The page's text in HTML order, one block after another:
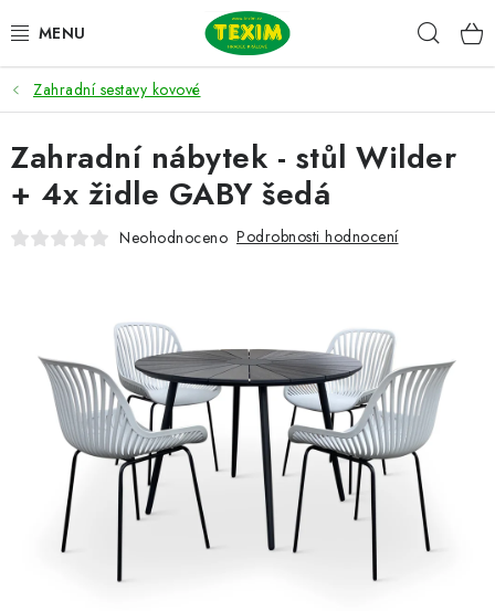
na
ZAHRADNÍ SESTAVY
ŽIDLE
STOLY
POLSTRY
DOPLŇKY
PERGOLY
GRILY
Zahradní sestavy kovové
Zahradní nábytek - stůl Wilder
+ 4x židle GABY šedá
Neohodnoceno Podrobnosti hodnocení